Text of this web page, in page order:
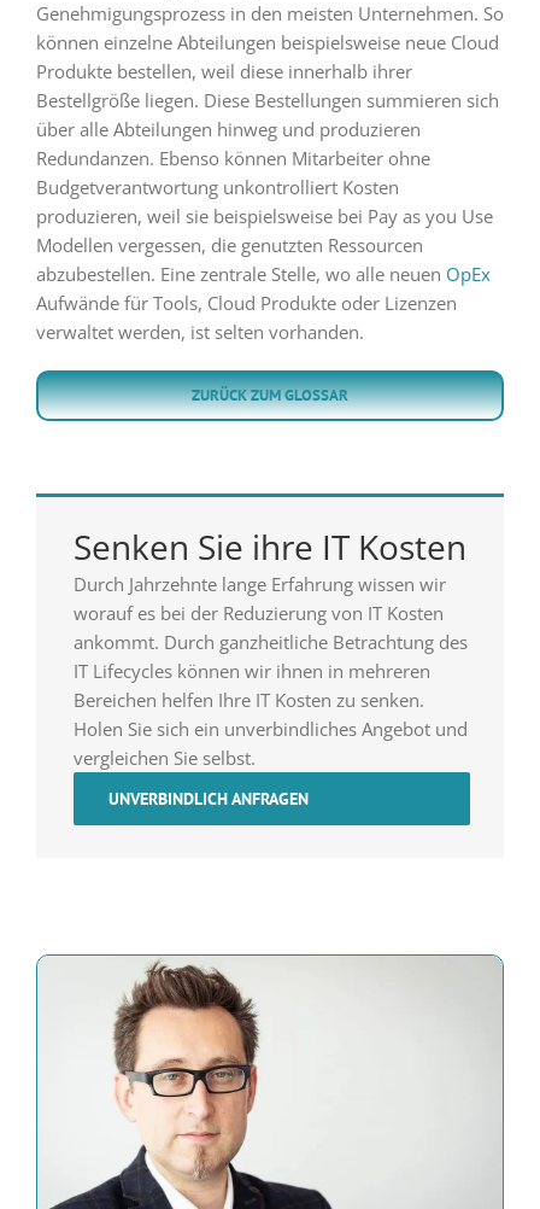
Genehmigungsprozess in den meisten Unternehmen. So
können einzelne Abteilungen beispielsweise neue Cloud
Produkte bestellen, weil diese innerhalb ihrer
Bestellgröße liegen. Diese Bestellungen summieren sich
über alle Abteilungen hinweg und produzieren
Redundanzen. Ebenso können Mitarbeiter ohne
Budgetverantwortung unkontrolliert Kosten
produzieren, weil sie beispielsweise bei Pay as you Use
Modellen vergessen, die genutzten Ressourcen
abzubestellen. Eine zentrale Stelle, wo alle neuen OpEx
Aufwände für Tools, Cloud Produkte oder Lizenzen
verwaltet werden, ist selten vorhanden.
ZURÜCK ZUM GLOSSAR
Senken Sie ihre IT Kosten
Durch Jahrzehnte lange Erfahrung wissen wir
worauf es bei der Reduzierung von IT Kosten
ankommt. Durch ganzheitliche Betrachtung des
IT Lifecycles können wir ihnen in mehreren
Bereichen helfen Ihre IT Kosten zu senken.
Holen Sie sich ein unverbindliches Angebot und
vergleichen Sie selbst.
UNVERBINDLICH ANFRAGEN